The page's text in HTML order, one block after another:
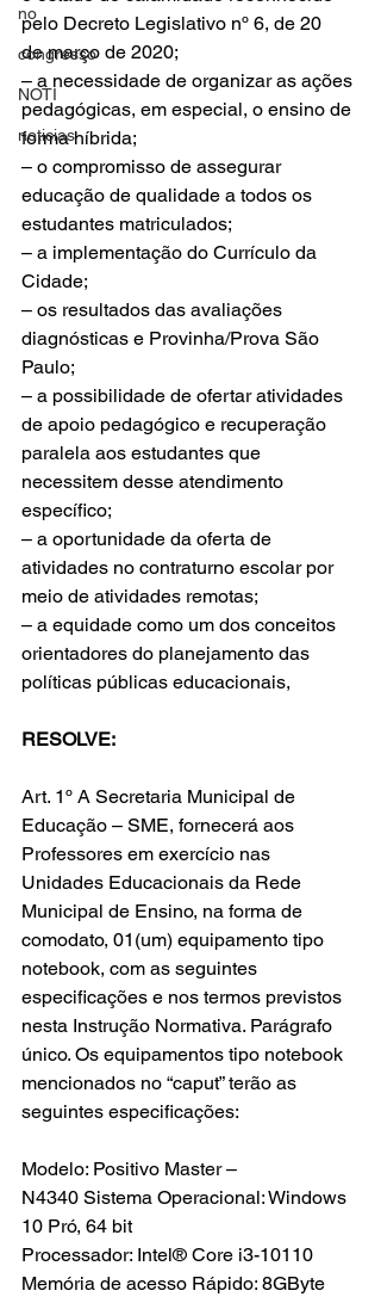
no
congresso
NOTI
noticias
pelo Decreto Legislativo nº 6, de 20
de março de 2020;
– a necessidade de organizar as ações
pedagógicas, em especial, o ensino de
forma híbrida;
– o compromisso de assegurar
educação de qualidade a todos os
estudantes matriculados;
– a implementação do Currículo da
Cidade;
– os resultados das avaliações
diagnósticas e Provinha/Prova São
Paulo;
– a possibilidade de ofertar atividades
de apoio pedagógico e recuperação
paralela aos estudantes que
necessitem desse atendimento
específico;
– a oportunidade da oferta de
atividades no contraturno escolar por
meio de atividades remotas;
– a equidade como um dos conceitos
orientadores do planejamento das
políticas públicas educacionais,
RESOLVE:
Art. 1º A Secretaria Municipal de
Educação – SME, fornecerá aos
Professores em exercício nas
Unidades Educacionais da Rede
Municipal de Ensino, na forma de
comodato, 01(um) equipamento tipo
notebook, com as seguintes
especificações e nos termos previstos
nesta Instrução Normativa. Parágrafo
único. Os equipamentos tipo notebook
mencionados no “caput” terão as
seguintes especificações:
Modelo: Positivo Master –
N4340 Sistema Operacional: Windows
10 Pró, 64 bit
Processador: Intel® Core i3-10110
Memória de acesso Rápido: 8GByte